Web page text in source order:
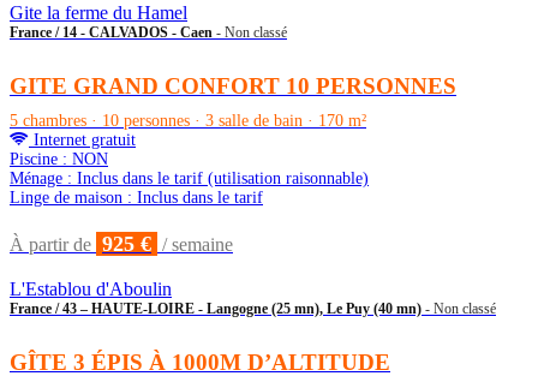
Gite la ferme du Hamel
France / 14 - CALVADOS - Caen - Non classé
GITE GRAND CONFORT 10 PERSONNES
5 chambres · 10 personnes · 3 salle de bain · 170 m²
Internet gratuit
Piscine : NON
Ménage : Inclus dans le tarif (utilisation raisonnable)
Linge de maison : Inclus dans le tarif
À partir de 925 € / semaine
L'Establou d'Aboulin
France / 43 – HAUTE-LOIRE - Langogne (25 mn), Le Puy (40 mn) - Non classé
GÎTE 3 ÉPIS À 1000M D’ALTITUDE